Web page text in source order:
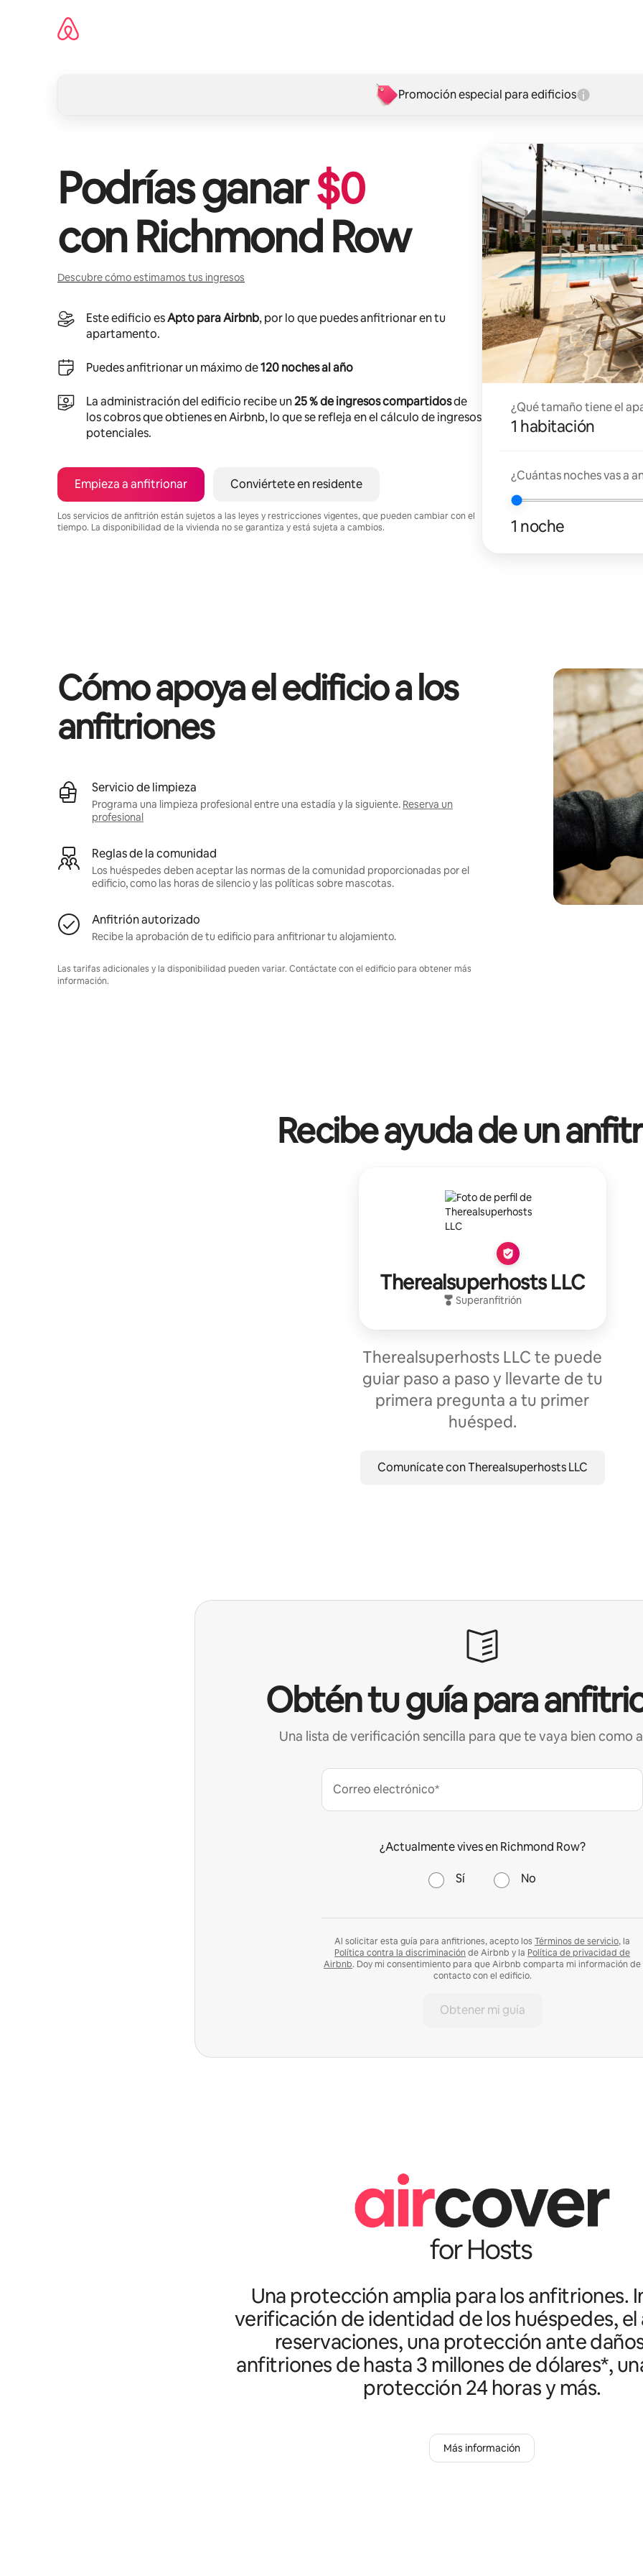
Promoción especial para edificios
Podrías ganar$0
conRichmond Row
Descubre cómo estimamos tus ingresos
Este edificio esApto para Airbnb, por lo que puedes anfitrionar en tu
apartamento.
Puedes anfitrionar un máximo de120 noches al año
La administración del edificio recibe un25 % de ingresos compartidosde
los cobros que obtienes en Airbnb, lo que se refleja en el cálculo de ingresos
potenciales.
Empieza a anfitrionar Conviértete en residente
Los servicios de anfitrión están sujetos a las leyes y restricciones vigentes, que pueden cambiar con el
tiempo. La disponibilidad de la vivienda no se garantiza y está sujeta a cambios.
¿Qué tamaño tiene el
1 habitación
¿Cuántas noches vas a
1 noche
Cómo apoya el edificio a los
anfitriones
Servicio de limpieza
Programa una limpieza profesional entre una estadía y la siguiente. Reserva un
profesional
Reglas de la comunidad
Los huéspedes deben aceptar las normas de la comunidad proporcionadas por el
edificio, como las horas de silencio y las políticas sobre mascotas.
Anfitrión autorizado
Recibe la aprobación de tu edificio para anfitrionar tu alojamiento.
Las tarifas adicionales y la disponibilidad pueden variar. Contáctate con el edificio para obtener más
información.
Recibe ayuda de un
Therealsuperhosts LLC
Superanfitrión
Therealsuperhosts LLC te puede
guiar paso a paso y llevarte de tu
primera pregunta a tu primer
huésped.
Comunícate con Therealsuperhosts LLC
Obtén tu guía para
Una lista de verificación sencilla para que te vaya bien como
Correo electrónico*
¿Actualmente vives en Richmond Row?
Sí No
Al solicitar esta guía para anfitriones, acepto los Términos de servicio, la
Política contra la discriminación de Airbnb y la Política de privacidad de
Airbnb. Doy mi consentimiento para que Airbnb comparta mi información de
contacto con el edificio.
Obtener mi guía
Una protección amplia para los anfitriones.
verificación de identidad de los huéspedes, el
reservaciones, una protección ante
anfitriones de hasta 3 millones de dólares*,
protección 24 horas y más.
Más información